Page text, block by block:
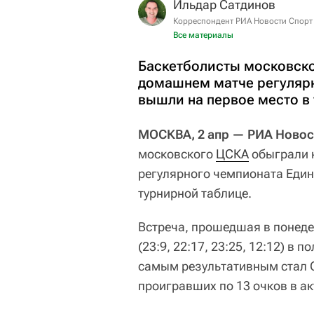
Ильдар Сатдинов
Корреспондент РИА Новости Спорт
Все материалы
Баскетболисты
домашнем матче
вышли на первое место в
МОСКВА, 2 апр — РИА
московского ЦСКАобыграли
регулярного чемпионата
турнирной таблице.
Встреча, прошедшая в
(23:9, 22:17, 23:25, 12:12) в
самым результативным стал
проигравших по 13 очков в